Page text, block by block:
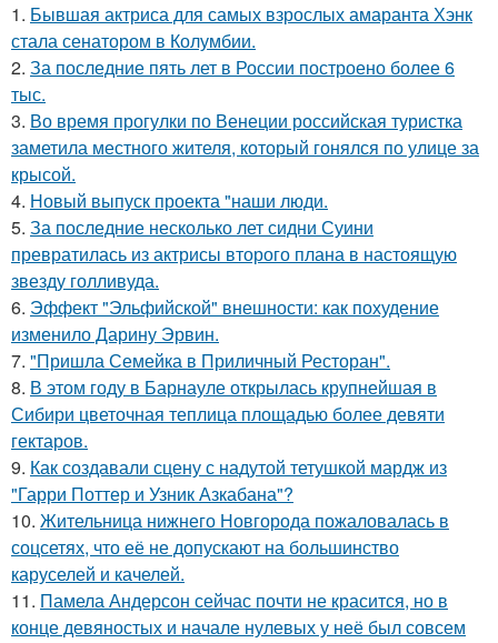
1. Бывшая актриса для самых взрослых амаранта Хэнк
стала сенатором в Колумбии.
2. За последние пять лет в России построено более 6
тыс.
3. Во время прогулки по Венеции российская туристка
заметила местного жителя, который гонялся по улице за
крысой.
4. Новый выпуск проекта "наши люди.
5. За последние несколько лет сидни Суини
превратилась из актрисы второго плана в настоящую
звезду голливуда.
6. Эффект "Эльфийской" внешности: как похудение
изменило Дарину Эрвин.
7. "Пришла Семейка в Приличный Ресторан".
8. В этом году в Барнауле открылась крупнейшая в
Сибири цветочная теплица площадью более девяти
гектаров.
9. Как создавали сцену с надутой тетушкой мардж из
"Гарри Поттер и Узник Азкабана"?
10. Жительница нижнего Новгорода пожаловалась в
соцсетях, что её не допускают на большинство
каруселей и качелей.
11. Памела Андерсон сейчас почти не красится, но в
конце девяностых и начале нулевых у неё был совсем